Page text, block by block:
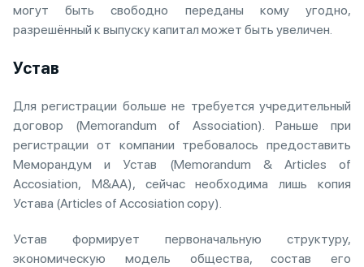
могут быть свободно переданы кому угодно,
разрешённый к выпуску капитал может быть увеличен.
Устав
Для регистрации больше не требуется учредительный
договор (Memorandum of Association). Раньше при
регистрации от компании требовалось предоставить
Меморандум и Устав (Memorandum & Articles of
Accosiation, M&AA), сейчас необходима лишь копия
Устава (Articles of Accosiation copy).
Устав формирует первоначальную структуру,
экономическую модель общества, состав его